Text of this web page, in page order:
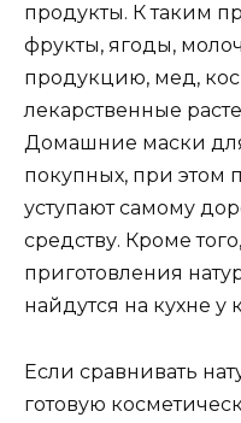
продукты. К таким
фрукты, ягоды,
продукцию, мед,
лекарственные
Домашние маски
покупных, при этом
уступают самому
средству. Кроме
приготовления
найдутся на кухне у
Если сравнивать
готовую